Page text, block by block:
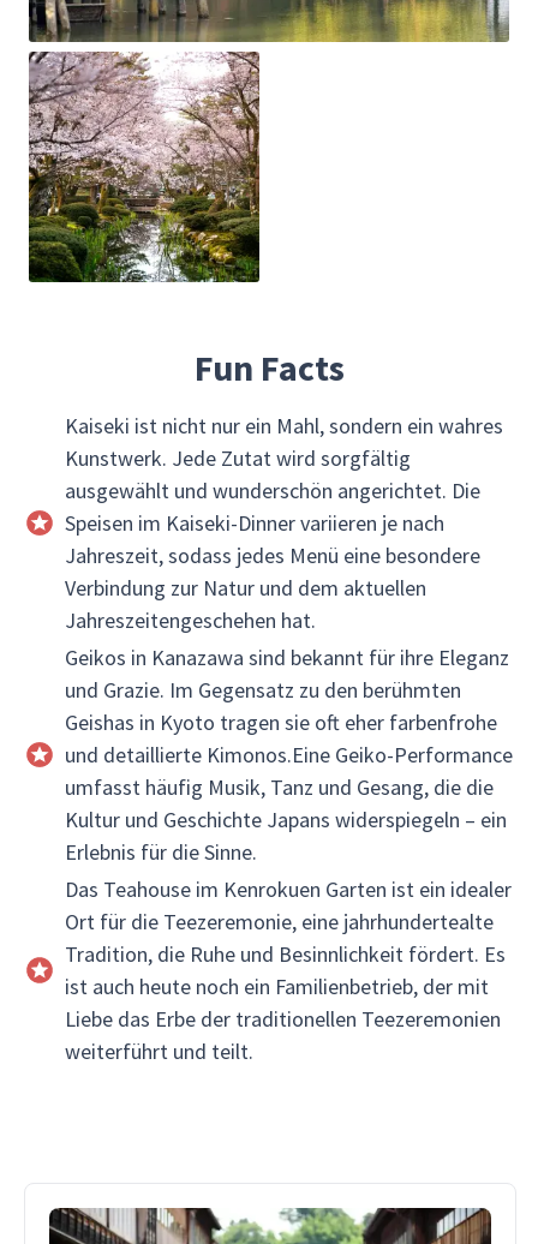
Fun Facts
Kaiseki ist nicht nur ein Mahl, sondern ein wahres
Kunstwerk. Jede Zutat wird sorgfältig
ausgewählt und wunderschön angerichtet. Die
Speisen im Kaiseki-Dinner variieren je nach
Jahreszeit, sodass jedes Menü eine besondere
Verbindung zur Natur und dem aktuellen
Jahreszeitengeschehen hat.
Geikos in Kanazawa sind bekannt für ihre Eleganz
und Grazie. Im Gegensatz zu den berühmten
Geishas in Kyoto tragen sie oft eher farbenfrohe
und detaillierte Kimonos.Eine Geiko-Performance
umfasst häufig Musik, Tanz und Gesang, die die
Kultur und Geschichte Japans widerspiegeln – ein
Erlebnis für die Sinne.
Das Teahouse im Kenrokuen Garten ist ein idealer
Ort für die Teezeremonie, eine jahrhundertealte
Tradition, die Ruhe und Besinnlichkeit fördert. Es
ist auch heute noch ein Familienbetrieb, der mit
Liebe das Erbe der traditionellen Teezeremonien
weiterführt und teilt.